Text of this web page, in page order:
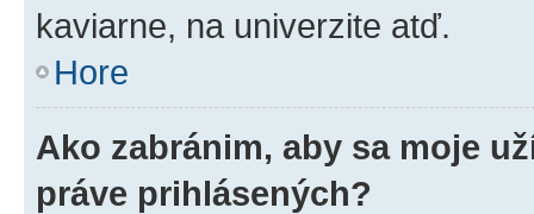
kaviarne, na univerzite atď.
Hore
Ako zabránim, aby sa moje
práve prihlásených?